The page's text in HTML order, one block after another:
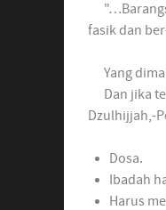
fasik dan
Yang
Dan jika
Dzulhijjah,-
Dosa.
Ibadah
Harus